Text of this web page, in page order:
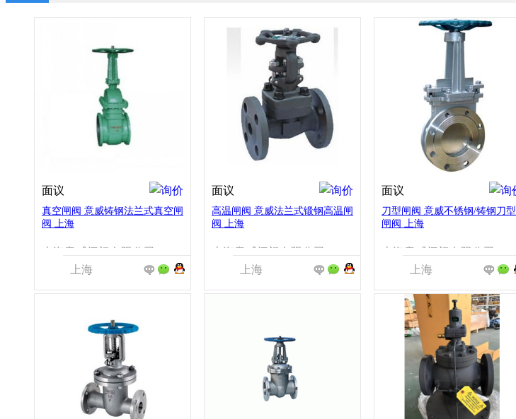
面议
真空闸阀 意威铸钢法兰式真空闸
阀 上海
上海意威阀门有限公司
上海
面议
高温闸阀 意威法兰式锻钢高温闸
阀 上海
上海意威阀门有限公司
上海
面议
刀型闸阀 意威不锈钢/铸钢刀型
闸阀 上海
上海意威阀门有限公司
上海